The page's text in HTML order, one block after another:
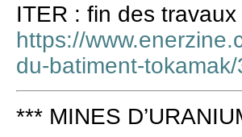
ITER : fin des
https://
du-batiment-
*** MINES